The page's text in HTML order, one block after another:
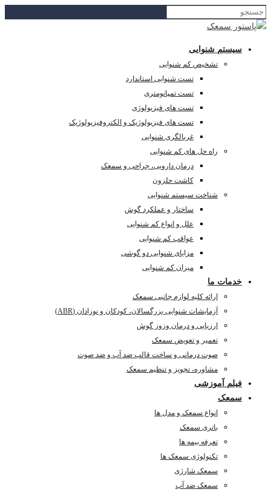
سیستم شنوایی
تشخیص کم شنوایی
تست شنوایی استاندارد
تست تمپانومتری
تست های فیزیولوژی
تست های فیزیولوژیک و الکتروفیزیولوژیک
غربالگری شنوایی
راه حل های کم شنوایی
درمان دارویی، جراحی و سمعک
کاشت حلزون
شناخت سیستم شنوایی
ساختار و عملکرد گوش
علل و انواع کم شنوایی
عواقب کم شنوایی
مزایای شنوایی دو گوشی
میزان کم شنوایی
خدمات ما
ارائه کلیه لوازم جانبی سمعک
آزمایشات شنوایی بزرگسالان، کودکان و نوزادان (ABR)
ارزیابی و درمان وزوز گوش
تعمیر و تعویض سمعک
صوت درمانی و ساخت قالب ضد آب و ضد صوت
مشاوره، تجویز و تنظیم سمعک
فیلم آموزشی
سمعک
انواع سمعک و مدل ها
باتری سمعک
تعرفه بیمه ها
تکنولوژی سمعک ها
سمعک شارژی
سمعک ضد آب